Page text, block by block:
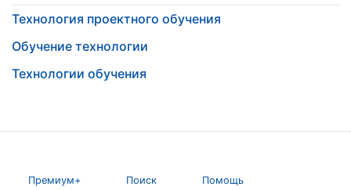
Технология проектного обучения
Обучение технологии
Технологии обучения
Премиум+ Поиск Помощь